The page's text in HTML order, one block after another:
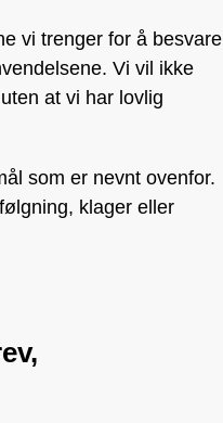
vi trenger for å besvare
Vi vil ikke
at vi har lovlig
som er nevnt ovenfor.
klager eller